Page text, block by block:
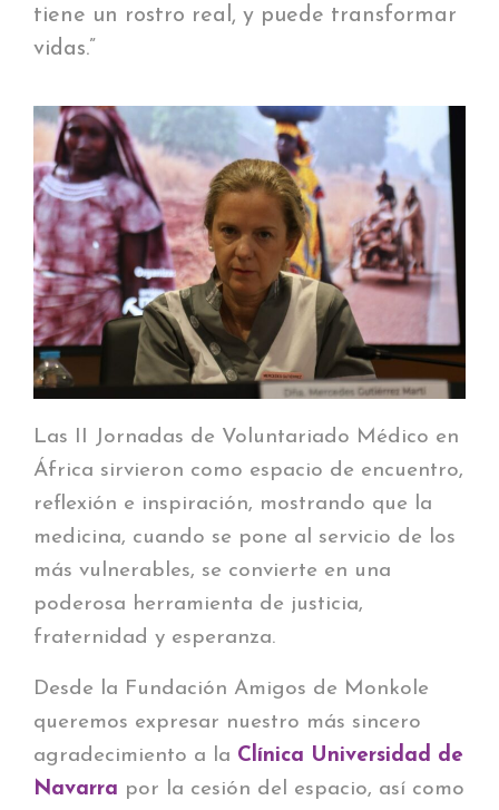
tiene un rostro real, y puede transformar
vidas.”
Las II Jornadas de Voluntariado Médico en
África sirvieron como espacio de encuentro,
reflexión e inspiración, mostrando que la
medicina, cuando se pone al servicio de los
más vulnerables, se convierte en una
poderosa herramienta de justicia,
fraternidad y esperanza.
Desde la Fundación Amigos de Monkole
queremos expresar nuestro más sincero
agradecimiento a la Clínica Universidad de
Navarra por la cesión del espacio, así como